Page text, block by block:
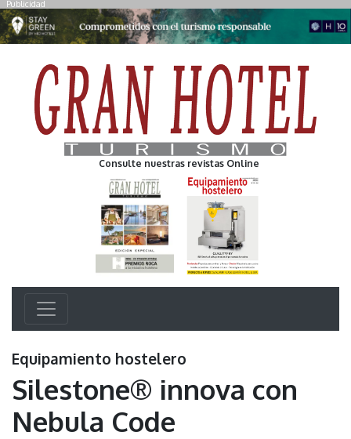
Publicidad
Consulte nuestras revistas Online
Equipamiento hostelero
Silestone® innova con
Nebula Code